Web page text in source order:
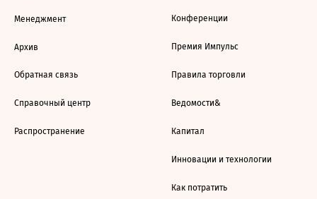
Менеджмент
Архив
Обратная связь
Справочный центр
Распространение
Конференции
Премия Импульс
Правила торговли
Ведомости&
Капитал
Инновации и технологии
Как потратить